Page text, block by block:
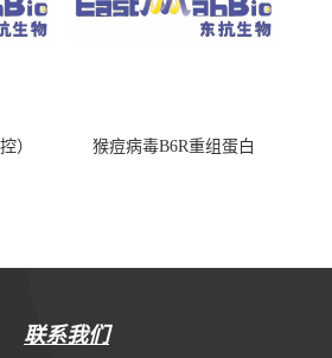
） 猴痘病毒B6R重组蛋白
联系我们